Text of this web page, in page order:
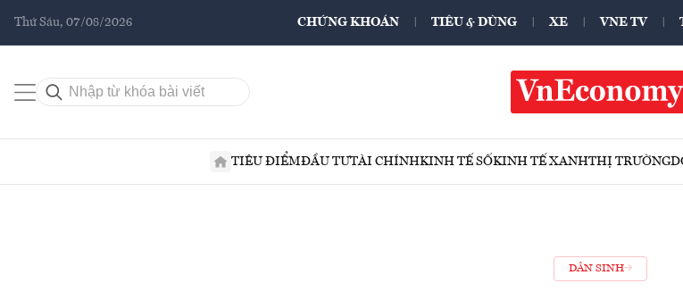
Thứ Sáu, 07/08/2026 CHỨNG KHOÁN TIÊU & DÙNG XE VNE TV
TIÊU ĐIỂMĐẦU TƯTÀI CHÍNHKINH TẾ SỐKINH TẾ XANHTHỊ TRƯỜNG
DÂN SINH